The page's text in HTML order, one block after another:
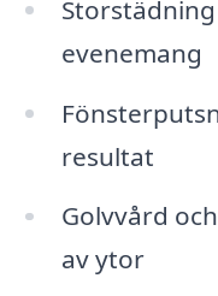
evenemang
resultat
Golvvård
av ytor